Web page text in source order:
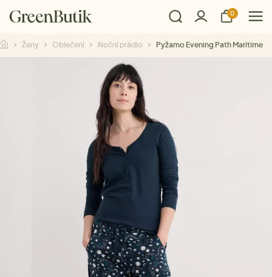
0
Ženy Oblečení Noční prádlo Pyžamo Evening Path Maritime